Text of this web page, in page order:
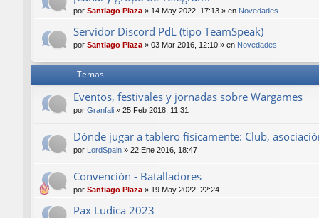
por Santiago Plaza» 14 May 2022, 17:13 » en Novedades
Servidor Discord PdL (tipo TeamSpeak)
por Santiago Plaza» 03 Mar 2016, 12:10 » en Novedades
Temas
Eventos, festivales y jornadas sobre Wargames
por Granfali » 25 Feb 2018, 11:31
Dónde jugar a tablero físicamente: Club,
por LordSpain » 22 Ene 2016, 18:47
Convención - Batalladores
por Santiago Plaza » 19 May 2022, 22:24
Pax Ludica 2023